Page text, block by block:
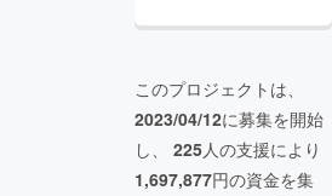
このプロジェクトは、
2023/04/12に募集を開始
し、 225人の支援により
1,697,877円の資金を集